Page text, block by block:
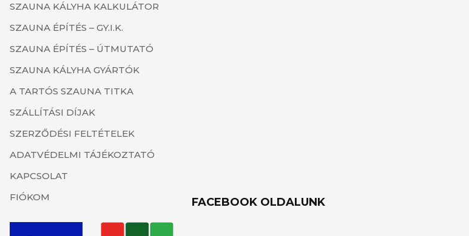
SZAUNA KÁLYHA KALKULÁTOR
SZAUNA ÉPÍTÉS – GY.I.K.
SZAUNA ÉPÍTÉS – ÚTMUTATÓ
SZAUNA KÁLYHA GYÁRTÓK
A TARTÓS SZAUNA TITKA
SZÁLLÍTÁSI DÍJAK
SZERZŐDÉSI FELTÉTELEK
ADATVÉDELMI TÁJÉKOZTATÓ
KAPCSOLAT
FIÓKOM
FACEBOOK OLDALUNK